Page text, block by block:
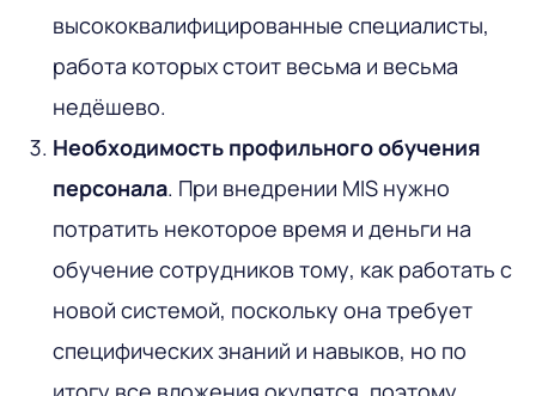
высококвалифицированные специалисты,
работа которых стоит весьма и весьма
недёшево.
Необходимость профильного обучения
персонала. При внедрении MIS нужно
потратить некоторое время и деньги на
обучение сотрудников тому, как работать с
новой системой, поскольку она требует
специфических знаний и навыков, но по